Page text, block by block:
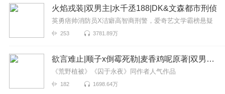
火焰戎装|双男主|水千丞188|DK&文森都市刑侦
英勇痞帅消防员X洁癖高智商刑警，爱奇艺文学霸榜悬疑
253 3781.89万
欲言难止|顺子x倒霉死勒|麦香鸡呢原著|双男主HE
《荒野植被》《囚于永夜》同作者人气作品
182 1698.64万